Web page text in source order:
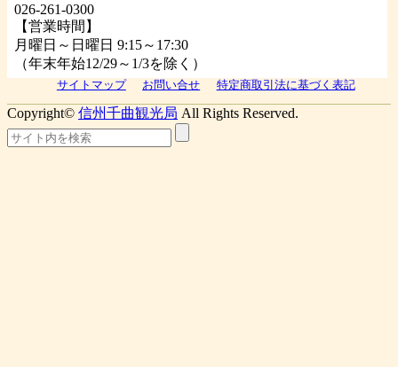
026-261-0300
【営業時間】
月曜日～日曜日 9:15～17:30
（年末年始12/29～1/3を除く）
サイトマップ お問い合せ 特定商取引法に基づく表記
Copyright© 信州千曲観光局 All Rights Reserved.